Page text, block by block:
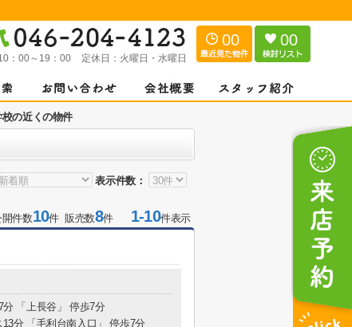
：00～19：00 定休日： 火曜日・水曜日
00 00
の近くの物件
表示件数：
件数10件 販売数8件1-10件表示
分 「上長谷」 停歩7分
13分 「毛利台南入口」 停歩7分